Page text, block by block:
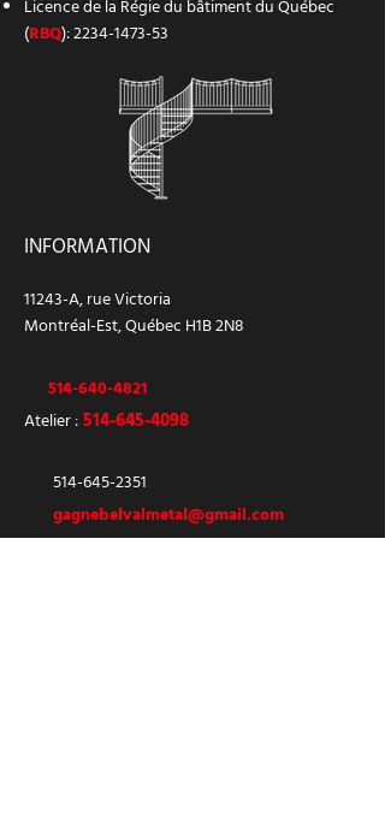
Licence de la Régie du bâtiment du Québec
(RBQ):2234-1473-53
INFORMATION
11243-A, rue Victoria
Montréal-Est, Québec H1B 2N8
514-640-4821
Atelier :514-645-4098
514-645-2351
gagnebelvalmetal@gmail.com